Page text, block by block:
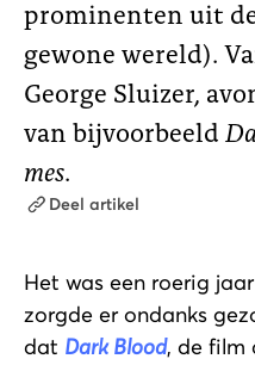
prominenten uit
gewone wereld).
George Sluizer,
van bijvoorbeeld
mes.
Deel artikel
Het was een roerig
zorgde er ondanks
dat Dark Blood, de film